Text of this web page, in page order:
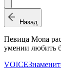
Назад
Певица Mona
умении любить
VOICE